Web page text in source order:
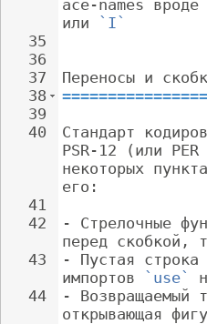
35
36
37
38
39
40
41
42
43
44
ace-names вроде
или
`I`
Переносы и
Стандарт
PSR-12 (или
некоторых
его:
- Стрелочные
перед скобкой,
- Пустая
импортов
`use`
-
открывающая